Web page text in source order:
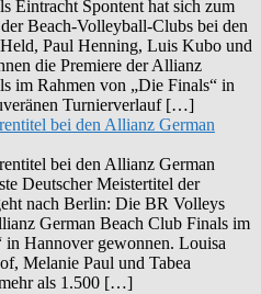
Eintracht Spontent hat sich zum
Beach-Volleyball-Clubs bei den
Paul Henning, Luis Kubo und
die Premiere der Allianz
im Rahmen von „Die Finals“ in
Turnierverlauf […]
bei den Allianz German
bei den Allianz German
Deutscher Meistertitel der
nach Berlin: Die BR Volleys
German Beach Club Finals im
in Hannover gewonnen. Louisa
Melanie Paul und Tabea
als 1.500 […]